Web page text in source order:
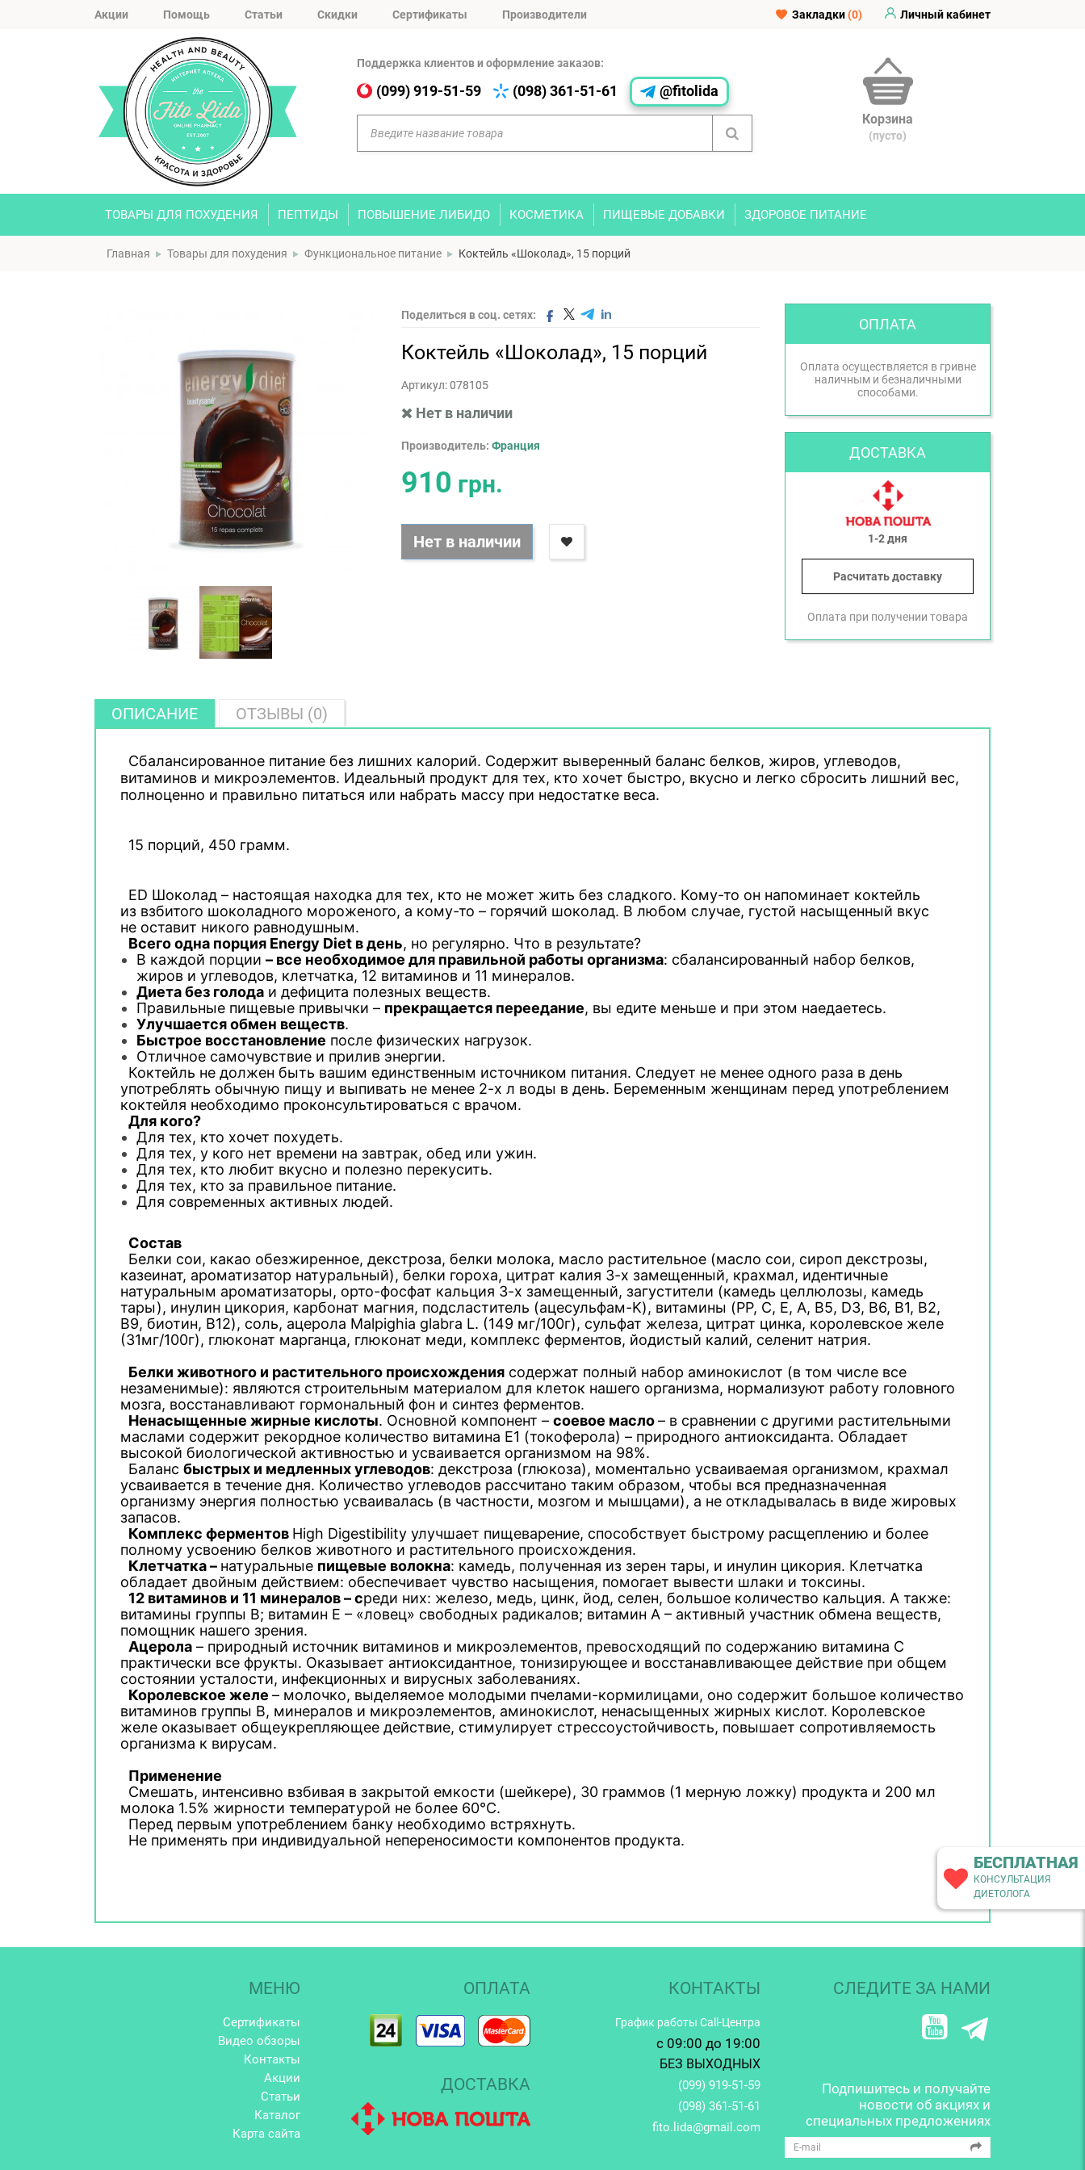
Акции Помощь Статьи Скидки Сертификаты Производители Закладки(0) Личный кабинет
Поддержка клиентов и оформление заказов:
(099) 919-51-59 (098) 361-51-61 @fitolida
Корзина
(пусто)
ТОВАРЫ ДЛЯ ПОХУДЕНИЯ ПЕПТИДЫ ПОВЫШЕНИЕ ЛИБИДО КОСМЕТИКА ПИЩЕВЫЕ ДОБАВКИ ЗДОРОВОЕ ПИТАНИЕ
Главная Товары для похудения Функциональное питание Коктейль «Шоколад», 15 порций
Поделиться в соц. сетях:
Коктейль «Шоколад», 15 порций
Артикул:078105
Нет в наличии
Производитель: Франция
910 грн.
Нет в наличии
ОПЛАТА
Оплата осуществляется в гривне
наличным и безналичными
способами.
ДОСТАВКА
1-2 дня
Расчитать доставку
Оплата при получении товара
ОПИСАНИЕ ОТЗЫВЫ (0)
Сбалансированное питание без лишних калорий. Содержит выверенный баланс белков, жиров, углеводов,
витаминов и микроэлементов. Идеальный продукт для тех, кто хочет быстро, вкусно и легко сбросить лишний вес,
полноценно и правильно питаться или набрать массу при недостатке веса.
15 порций, 450 грамм.
ED Шоколад – настоящая находка для тех, кто не может жить без сладкого. Кому-то он напоминает коктейль
из взбитого шоколадного мороженого, а кому-то – горячий шоколад. В любом случае, густой насыщенный вкус
не оставит никого равнодушным.
Всего одна порция Energy Diet в день, но регулярно. Что в результате?
В каждой порции – все необходимое для правильной работы организма: сбалансированный набор белков,
жиров и углеводов, клетчатка, 12 витаминов и 11 минералов.
Диета без голода и дефицита полезных веществ.
Правильные пищевые привычки – прекращается переедание, вы едите меньше и при этом наедаетесь.
Улучшается обмен веществ.
Быстрое восстановление после физических нагрузок.
Отличное самочувствие и прилив энергии.
Коктейль не должен быть вашим единственным источником питания. Следует не менее одного раза в день
употреблять обычную пищу и выпивать не менее 2-х л воды в день. Беременным женщинам перед употреблением
коктейля необходимо проконсультироваться с врачом.
Для кого?
Для тех, кто хочет похудеть.
Для тех, у кого нет времени на завтрак, обед или ужин.
Для тех, кто любит вкусно и полезно перекусить.
Для тех, кто за правильное питание.
Для современных активных людей.
Состав
Белки сои, какао обезжиренное, декстроза, белки молока, масло растительное (масло сои, сироп декстрозы,
казеинат, ароматизатор натуральный), белки гороха, цитрат калия 3-х замещенный, крахмал, идентичные
натуральным ароматизаторы, орто-фосфат кальция 3-х замещенный, загустители (камедь целлюлозы, камедь
тары), инулин цикория, карбонат магния, подсластитель (ацесульфам-K), витамины (PP, C, E, A, B5, D3, B6, B1, B2,
B9, биотин, B12), соль, ацерола Malpighia glabra L. (149 мг/100г), сульфат железа, цитрат цинка, королевское желе
(31мг/100г), глюконат марганца, глюконат меди, комплекс ферментов, йодистый калий, селенит натрия.
Белки животного и растительного происхождения содержат полный набор аминокислот (в том числе все
незаменимые): являются строительным материалом для клеток нашего организма, нормализуют работу головного
мозга, восстанавливают гормональный фон и синтез ферментов.
Ненасыщенные жирные кислоты. Основной компонент – соевое масло– в сравнении с другими растительными
маслами содержит рекордное количество витамина Е1 (токоферола) – природного антиоксиданта. Обладает
высокой биологической активностью и усваивается организмом на 98%.
Баланс быстрых и медленных углеводов: декстроза (глюкоза), моментально усваиваемая организмом, крахмал
усваивается в течение дня. Количество углеводов рассчитано таким образом, чтобы вся предназначенная
организму энергия полностью усваивалась (в частности, мозгом и мышцами), а не откладывалась в виде жировых
запасов.
Комплекс ферментов High Digestibility улучшает пищеварение, способствует быстрому расщеплению и более
полному усвоению белков животного и растительного происхождения.
Клетчатка – натуральные пищевые волокна: камедь, полученная из зерен тары, и инулин цикория. Клетчатка
обладает двойным действием: обеспечивает чувство насыщения, помогает вывести шлаки и токсины.
12 витаминов и 11 минералов – среди них: железо, медь, цинк, йод, селен, большое количество кальция. А также:
витамины группы В; витамин Е – «ловец» свободных радикалов; витамин А – активный участник обмена веществ,
помощник нашего зрения.
Ацерола – природный источник витаминов и микроэлементов, превосходящий по содержанию витамина С
практически все фрукты. Оказывает антиоксидантное, тонизирующее и восстанавливающее действие при общем
состоянии усталости, инфекционных и вирусных заболеваниях.
Королевское желе – молочко, выделяемое молодыми пчелами-кормилицами, оно содержит большое количество
витаминов группы В, минералов и микроэлементов, аминокислот, ненасыщенных жирных кислот. Королевское
желе оказывает общеукрепляющее действие, стимулирует стрессоустойчивость, повышает сопротивляемость
организма к вирусам.
Применение
Смешать, интенсивно взбивая в закрытой емкости (шейкере), 30 граммов (1 мерную ложку) продукта и 200 мл
молока 1.5% жирности температурой не более 60°С.
Перед первым употреблением банку необходимо встряхнуть.
Не применять при индивидуальной непереносимости компонентов продукта.
МЕНЮ
Сертификаты
Видео обзоры
Контакты
Акции
Статьи
Каталог
Карта сайта
ОПЛАТА
ДОСТАВКА
КОНТАКТЫ
График работы Call-Центра
c 09:00 до 19:00
БЕЗ ВЫХОДНЫХ
(099) 919-51-59
(098) 361-51-61
fito.lida@gmail.com
СЛЕДИТЕ ЗА НАМИ
Подпишитесь и получайте
новости об акциях и
специальных предложениях
БЕСПЛАТНАЯ
КОНСУЛЬТАЦИЯ
ДИЕТОЛОГА